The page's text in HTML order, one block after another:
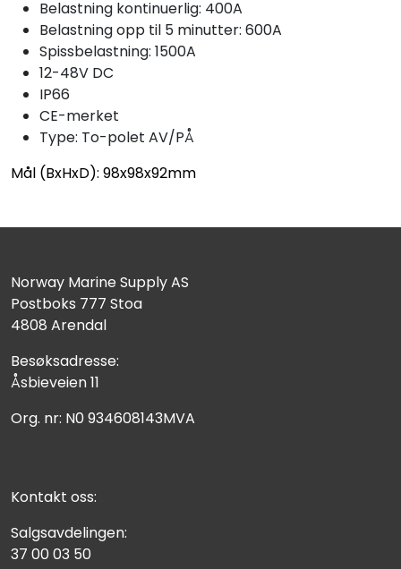
Belastning kontinuerlig: 400A
Belastning opp til 5 minutter: 600A
Spissbelastning: 1500A
12-48V DC
IP66
CE-merket
Type: To-polet AV/PÅ
Mål (BxHxD): 98x98x92mm
Norway Marine Supply AS
Postboks 777 Stoa
4808 Arendal
Besøksadresse:
Åsbieveien 11
Org. nr: N0 934608143MVA
Kontakt oss:
Salgsavdelingen:
37 00 03 50